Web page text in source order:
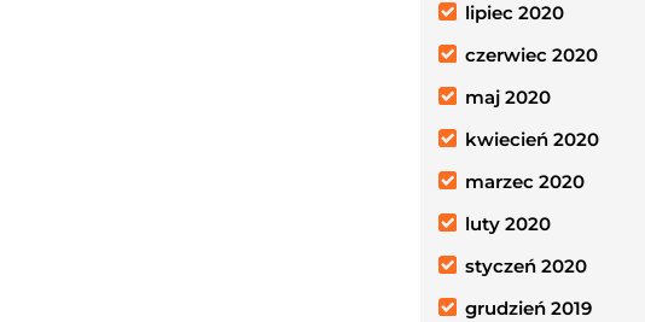
lipiec 2020
czerwiec 2020
maj 2020
kwiecień 2020
marzec 2020
luty 2020
styczeń 2020
grudzień 2019